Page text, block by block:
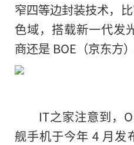
窄四等边封装技术，
色域，搭载新一代发
商还是 BOE（京东方）
IT之家注意到，
舰手机于今年 4 月发